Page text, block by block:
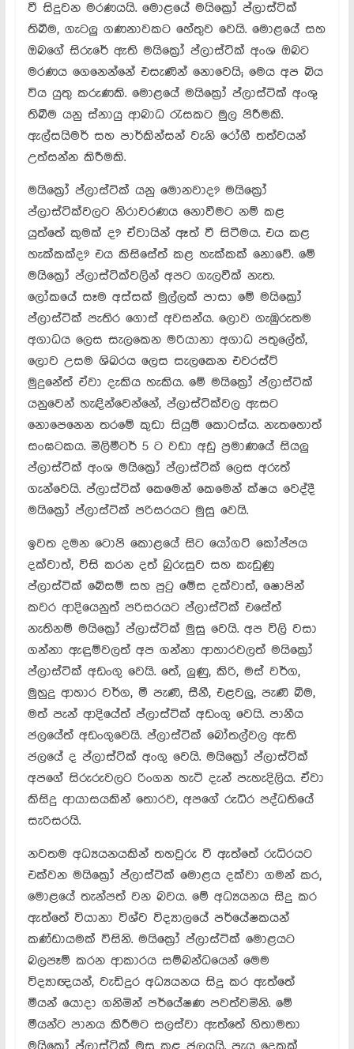
වී සිදුවන මරණයයි. මොළයේ මයික්‍රෝ ප්ලාස්ටික්
තිබීම, ගැටලු ගණනාවකට හේතුව වෙයි. මොළයේ සහ
ඔබගේ සිරුරේ ඇති මයික්‍රෝ ප්ලාස්ටික් අංශ ඔබට
මරණය ගෙනෙන්නේ එසැණින් නොවෙයි; මෙය අප බිය
විය යුතු කරුණකි. මොළයේ මයික්‍රෝ ප්ලාස්ටික් අංශු
තිබීම යනු ස්නායු ආබාධ රැසකට මුල පිරීමකි.
ඇල්සයිමර් සහ පාර්කින්සන් වැනි රෝගී තත්වයන්
උත්සන්න කිරීමකි.
මයික්‍රෝ ප්ලාස්ටික් යනු මොනවාද? මයික්‍රෝ
ප්ලාස්ටික්වලට නිරාවරණය නොවීමට නම් කළ
යුත්තේ කුමක් ද? ඒවායින් ඈත් වී සිටීමය. එය කළ
හැක්කක්ද? එය කිසිසේත් කළ හැක්කක් නොවේ. මේ
මයික්‍රෝ ප්ලාස්ටික්වලින් අපට ගැලවීක් නැත.
ලෝකයේ සෑම අස්සක් මුල්ලක් පාසා මේ මයික්‍රෝ
ප්ලාස්ටික් පැතිර ගොස් අවසන්ය. ලොව ගැඹුරුතම
අගාධය ලෙස සැලකෙන මරියානා අගාධ පතුලේත්,
ලොව උසම ශිඛරය ලෙස සැලකෙන එවරස්ට්
මුදුනේත් ඒවා දැකිය හැකිය. මේ මයික්‍රෝ ප්ලාස්ටික්
යනුවෙන් හැඳින්වෙන්නේ, ප්ලාස්ටික්වල ඇසට
නොපෙනෙන තරමේ කුඩා සියුම් කොටස්ය. නැතහොත්
සංඝටකය. මිලිමීටර් 5 ට වඩා අඩු ප්‍රමාණයේ සියලු
ප්ලාස්ටික් අංශ මයික්‍රෝ ප්ලාස්ටික් ලෙස අරුත්
ගැන්වෙයි. ප්ලාස්ටික් කෙමෙන් කෙමෙන් ක්ෂය වෙද්දී
මයික්‍රෝ ප්ලාස්ටික් පරිසරයට මුසු වෙයි.
ඉවත දමන ටොපි කොළයේ සිට යෝගට් කෝප්පය
දක්වාත්, විසි කරන දත් බුරුසුව සහ කැඩුණු
ප්ලාස්ටික් බේසම් සහ පුටු මේස දක්වාත්, ෂොපින්
කවර ආදියෙනුත් පරිසරයට ප්ලාස්ටික් එසේත්
නැතිනම් මයික්‍රෝ ප්ලාස්ටික් මුසු වෙයි. අප විලි වසා
ගන්නා ඇඳුම්වලත් අප ගන්නා ආහාරවලත් මයික්‍රෝ
ප්ලාස්ටික් අඩංගු වෙයි. තේ, ලුණු, කිරි, මස් වර්ග,
මුහුදු ආහාර වර්ග, මී පැණි, සීනී, එළවලු, පැණි බීම,
මත් පැන් ආදියේත් ප්ලාස්ටික් අඩංගු වෙයි. පානීය
ජලයේත් අඩංගුවෙයි. ප්ලාස්ටික් බෝතල්වල ඇති
ජලයේ ද ප්ලාස්ටික් අංගු වෙයි. මයික්‍රෝ ප්ලාස්ටික්
අපගේ සිරුරුවලට රිංගන හැටි දැන් පැහැදිලිය. ඒවා
කිසිදු ආයාසයකින් තොරව, අපගේ රුධිර පද්ධතියේ
සැරිසරයි.
නවතම අධ්‍යයනයකින් තහවුරු වී ඇත්තේ රුධිරයට
එක්වන මයික්‍රෝ ප්ලාස්ටික් මොළය දක්වා ගමන් කර,
මොළයේ තැන්පත් වන බවය. මේ අධ්‍යයනය සිදු කර
ඇත්තේ වියානා විශ්ව විද්‍යාලයේ පර්යේෂකයන්
කණ්ඩායමක් විසිනි. මයික්‍රෝ ප්ලාස්ටික් මොළයට
බලපෑම් කරන ආකාරය සම්බන්ධයෙන් මෙම
විද්‍යාඥයන්, වැඩිදුර අධ්‍යයනය සිදු කර ඇත්තේ
මීයන් යොදා ගනිමින් පර්යේෂණ පවත්වමිනි. මේ
මීයන්ට පානය කිරීමට සලස්වා ඇත්තේ හිතාමතා
මයික්‍රෝ ප්ලාස්ටික් මුසු කළ ජලයයි. පැය දෙකක්